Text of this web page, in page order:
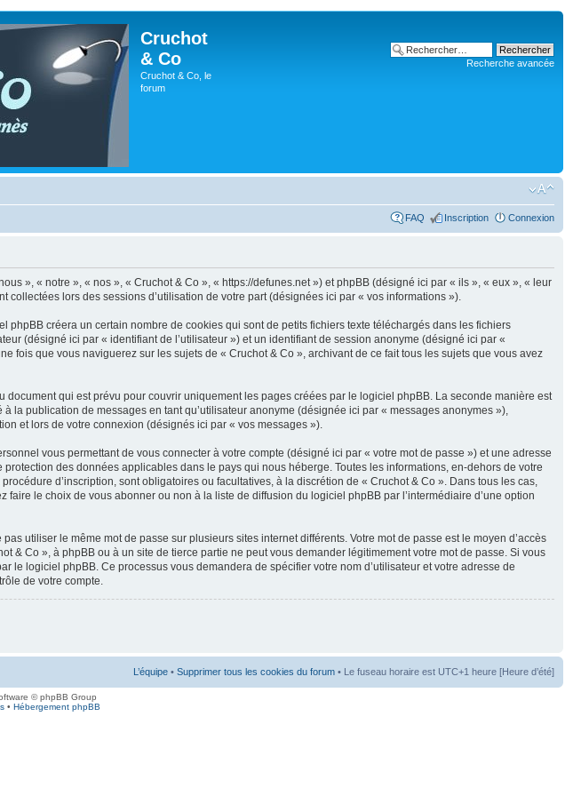
Cruchot
& Co
Cruchot & Co, le
forum
Recherche avancée
FAQ Inscription Connexion
», « notre », « nos », « Cruchot & Co », « https://defunes.net ») et phpBB (désigné ici par « ils », « eux », « leur
lors des sessions d’utilisation de votre part (désignées ici par « vos informations »).
créera un certain nombre de cookies qui sont de petits fichiers texte téléchargés dans les fichiers
(désigné ici par « identifiant de l’utilisateur ») et un identifiant de session anonyme (désigné ici par «
que vous naviguerez sur les sujets de « Cruchot & Co », archivant de ce fait tous les sujets que vous avez
qui est prévu pour couvrir uniquement les pages créées par le logiciel phpBB. La seconde manière est
la publication de messages en tant qu’utilisateur anonyme (désignée ici par « messages anonymes »),
et lors de votre connexion (désignés ici par « vos messages »).
vous permettant de vous connecter à votre compte (désigné ici par « votre mot de passe ») et une adresse
des données applicables dans le pays qui nous héberge. Toutes les informations, en-dehors de votre
d’inscription, sont obligatoires ou facultatives, à la discrétion de « Cruchot & Co ». Dans tous les cas,
le choix de vous abonner ou non à la liste de diffusion du logiciel phpBB par l’intermédiaire d’une option
utiliser le même mot de passe sur plusieurs sites internet différents. Votre mot de passe est le moyen d’accès
Co », à phpBB ou à un site de tierce partie ne peut vous demander légitimement votre mot de passe. Si vous
le logiciel phpBB. Ce processus vous demandera de spécifier votre nom d’utilisateur et votre adresse de
de votre compte.
L’équipe • Supprimer tous les cookies du forum • Le fuseau horaire est UTC+1 heure [Heure d’été]
© phpBB Group
• Hébergement phpBB